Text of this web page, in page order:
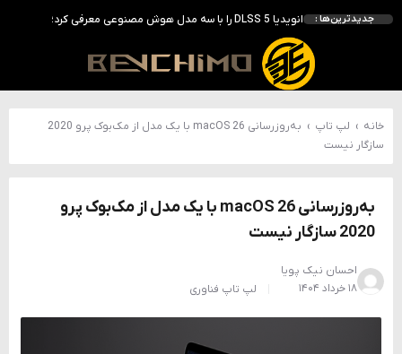
جدیدترین‌ها :
انویدیا DLSS 5 را با سه مدل هوش مصنوعی معرفی کرد؛ انتقادهای اولیه نتیجه داد
انویدیا پردازنده 88 هسته‌ای Vera را معرفی کرد؛ CPU اختصاصی برای نسل بعدی هوش مصنوعی
بالاخره سنسور Hotspot کارت‌های RTX 50 ظاهر شد؛ HWMonitor 1.65 تنها نماینده نمایش نیست
بررسی کیس GAMDIAS NESO P1 Pro؛ فول‌تاوری مهندسی‌شده برای سیستم‌های رده‌بالا
خانه › لپ تاپ ›
به‌روزرسانی macOS 26 با یک مدل از مک‌بوک پرو 2020
سازگار نیست
به‌روزرسانی macOS 26 با یک مدل از مک‌بوک پرو
2020 سازگار نیست
احسان نیک پویا
۱۸ خرداد ۱۴۰۴
لپ تاپ فناوری